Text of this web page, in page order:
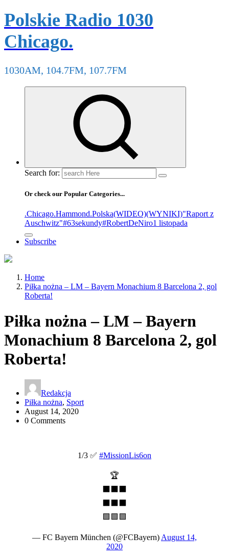
Polskie Radio 1030
Chicago.
1030AM, 104.7FM, 107.7FM
Search for:
Or check our Popular Categories...
.Chicago.Hammond.Polska(WIDEO)(WYNIKI)"Raport z
Auschwitz"#63sekundy#RobertDeNiro1 listopada
Subscribe
Home
Piłka nożna – LM – Bayern Monachium 8 Barcelona 2, gol
Roberta!
Piłka nożna – LM – Bayern
Monachium 8 Barcelona 2, gol
Roberta!
Redakcja
Piłka nożna, Sport
August 14, 2020
0 Comments
1/3 ✅ #MissionLis6on
🏆
🟩🟩🟩
— FC Bayern München (@FCBayern) August 14,
2020